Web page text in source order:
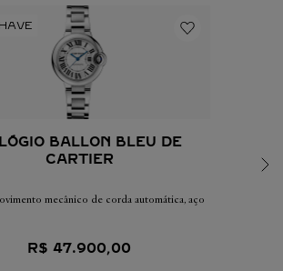
BALLON BLEU DE
CARTIER
mecânico de corda automática, aço
R$ 47.900,00